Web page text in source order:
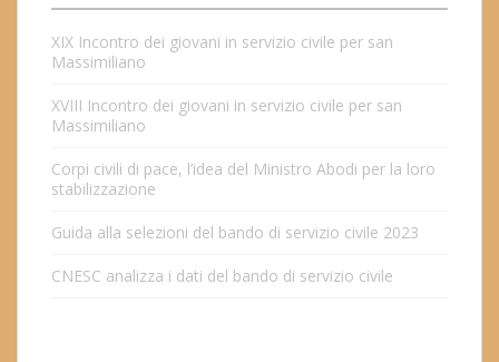
XIX Incontro dei giovani in servizio civile per san
Massimiliano
XVIII Incontro dei giovani in servizio civile per san
Massimiliano
Corpi civili di pace, l’idea del Ministro Abodi per la loro
stabilizzazione
Guida alla selezioni del bando di servizio civile 2023
CNESC analizza i dati del bando di servizio civile